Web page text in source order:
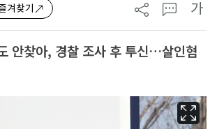
겨찾기 가
안찾아, 경찰 조사 후 투신…살인혐